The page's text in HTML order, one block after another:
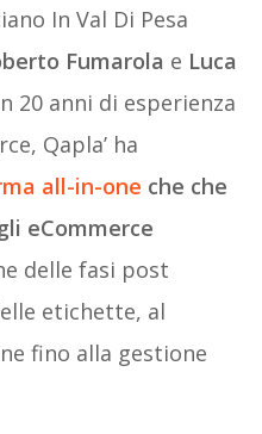
In Val Di Pesa
Fumarola e Luca
20 anni di esperienza
Qapla’ ha
all-in-one che che
eCommerce
delle fasi post
etichette, al
fino alla gestione